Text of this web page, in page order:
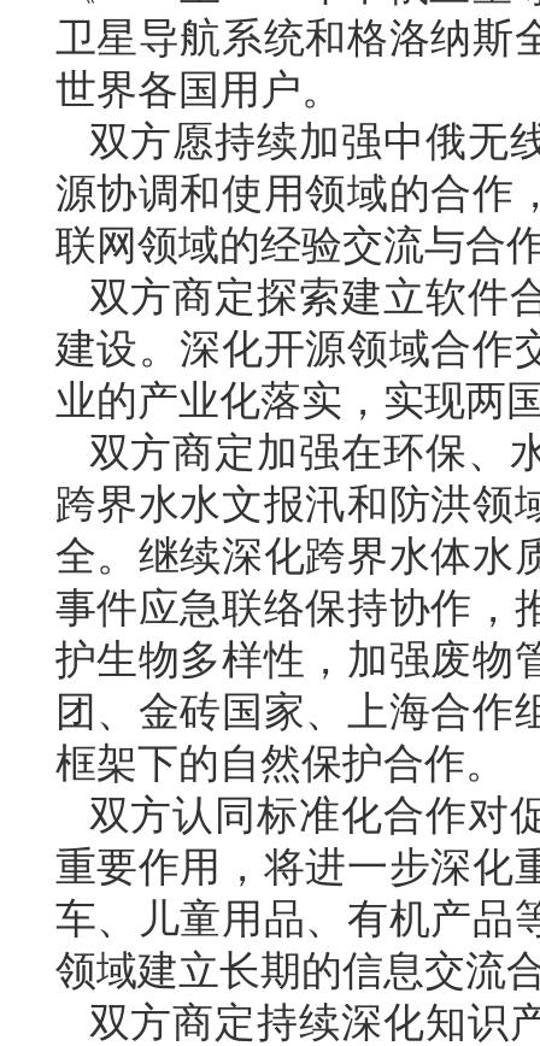
卫星导航系统和格洛纳斯
世界各国用户。
双方愿持续加强中俄无
源协调和使用领域的合作
联网领域的经验交流与合
双方商定探索建立软件
建设。深化开源领域合作
业的产业化落实，实现两
双方商定加强在环保、
跨界水水文报汛和防洪领
全。继续深化跨界水体水
事件应急联络保持协作，
护生物多样性，加强废物
团、金砖国家、上海合作
框架下的自然保护合作。
双方认同标准化合作对
重要作用，将进一步深化
车、儿童用品、有机产品
领域建立长期的信息交流
双方商定持续深化知识